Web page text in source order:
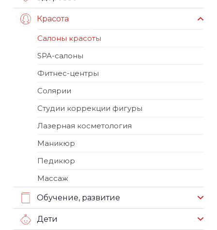
Красота
Салоны красоты
SPA-салоны
Фитнес-центры
Солярии
Студии коррекции фигуры
Лазерная косметология
Маникюр
Педикюр
Массаж
Обучение, развитие
Дети